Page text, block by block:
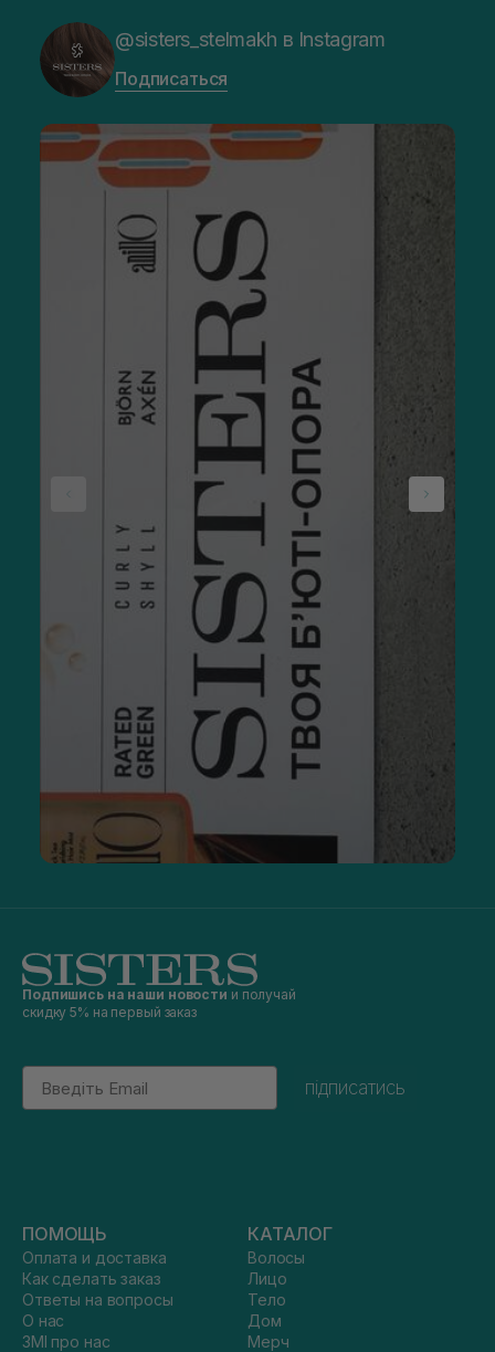
@sisters_stelmakh в Instagram
Подписаться
Подпишись на наши новости и получай
скидку 5% на первый заказ
Email
підписатись
ПОМОЩЬ
Оплата и доставка
Как сделать заказ
Ответы на вопросы
О нас
ЗМІ про нас
КАТАЛОГ
Волосы
Лицо
Тело
Дом
Мерч